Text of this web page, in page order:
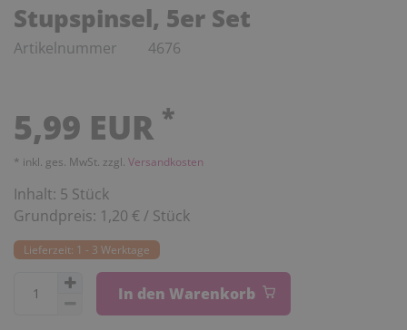
Stupspinsel, 5er Set
Artikelnummer 4676
5,99 EUR *
* inkl. ges. MwSt. zzgl. Versandkosten
Inhalt: 5 Stück
Grundpreis: 1,20 € / Stück
Lieferzeit: 1 - 3 Werktage
In den Warenkorb